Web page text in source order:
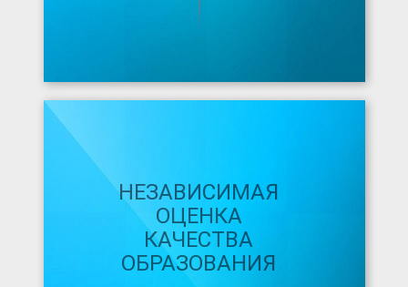
НЕЗАВИСИМАЯ
ОЦЕНКА
КАЧЕСТВА
ОБРАЗОВАНИЯ